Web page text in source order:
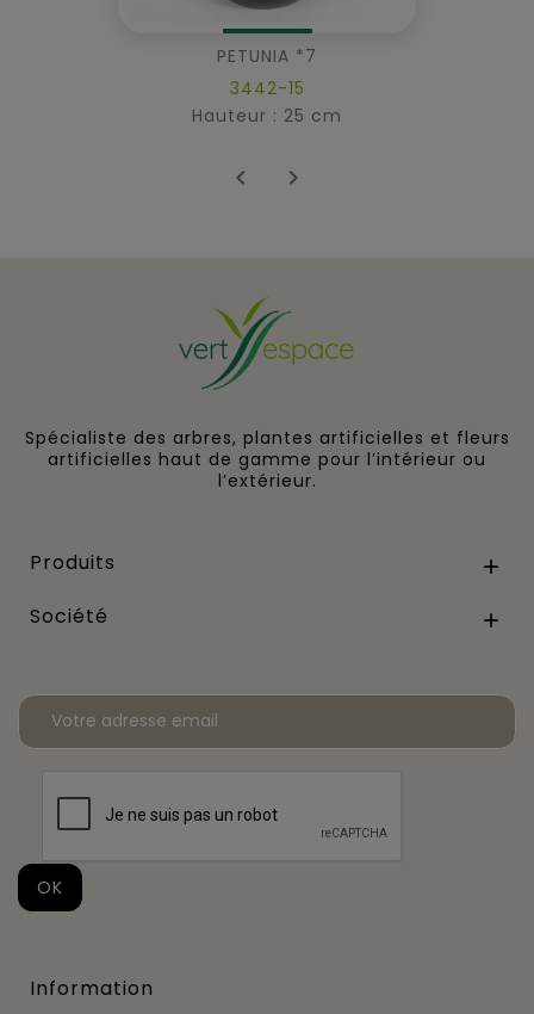
PETUNIA *7
3442-15
Hauteur : 25 cm
 
Spécialiste des arbres, plantes artificielles et fleurs
artificielles haut de gamme pour l’intérieur ou
l’extérieur.
Produits 
Société 
Information